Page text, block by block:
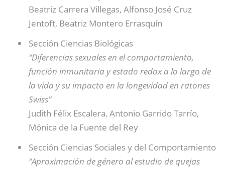
Beatriz Carrera Villegas, Alfonso José Cruz
Jentoft, Beatriz Montero Errasquín
Sección Ciencias Biológicas
“Diferencias sexuales en el comportamiento,
función inmunitaria y estado redox a lo largo de
la vida y su impacto en la longevidad en ratones
Swiss”
Judith Félix Escalera, Antonio Garrido Tarrío,
Mónica de la Fuente del Rey
Sección Ciencias Sociales y del Comportamiento
“Aproximación de género al estudio de quejas